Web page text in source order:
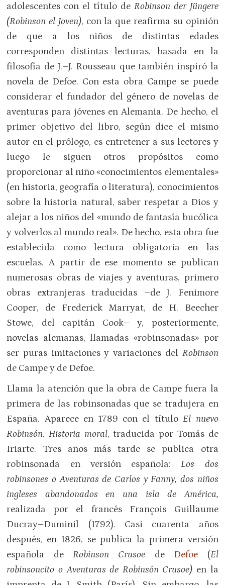
adolescentes con el título de Robinson der Jüngere
(Robinson el Joven), con la que reafirma su opinión
de que a los niños de distintas edades
corresponden distintas lecturas, basada en la
filosofía de J.–J. Rousseau que también inspiró la
novela de Defoe. Con esta obra Campe se puede
considerar el fundador del género de novelas de
aventuras para jóvenes en Alemania. De hecho, el
primer objetivo del libro, según dice el mismo
autor en el prólogo, es entretener a sus lectores y
luego le siguen otros propósitos como
proporcionar al niño «conocimientos elementales»
(en historia, geografía o literatura), conocimientos
sobre la historia natural, saber respetar a Dios y
alejar a los niños del «mundo de fantasía bucólica
y volverlos al mundo real». De hecho, esta obra fue
establecida como lectura obligatoria en las
escuelas. A partir de ese momento se publican
numerosas obras de viajes y aventuras, primero
obras extranjeras traducidas –de J. Fenimore
Cooper, de Frederick Marryat, de H. Beecher
Stowe, del capitán Cook– y, posteriormente,
novelas alemanas, llamadas «robinsonadas» por
ser puras imitaciones y variaciones del Robinson
de Campe y de Defoe.
Llama la atención que la obra de Campe fuera la
primera de las robinsonadas que se tradujera en
España. Aparece en 1789 con el títuloEl nuevo
Robinsón. Historia moral, traducida por Tomás de
Iriarte. Tres años más tarde se publica otra
robinsonada en versión española:Los dos
robinsones o Aventuras de Carlos y Fanny, dos niños
ingleses abandonados en una isla de América,
realizada por el francés François Guillaume
Ducray–Duminil (1792). Casi cuarenta años
después, en 1826, se publica la primera versión
española deRobinson Crusoe de Defoe (El
robinsoncito o Aventuras de Robinsón Crusoe) en la